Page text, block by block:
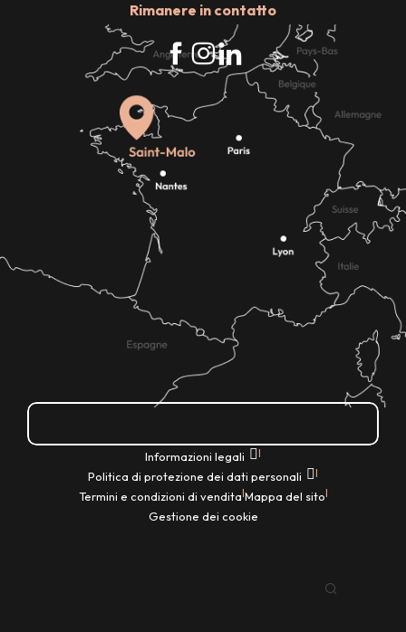
Rimanere in contatto
Informazioni legali |
Politica di protezione dei dati personali |
Termini e condizioni di vendita|Mappa del sito|
Gestione dei cookie